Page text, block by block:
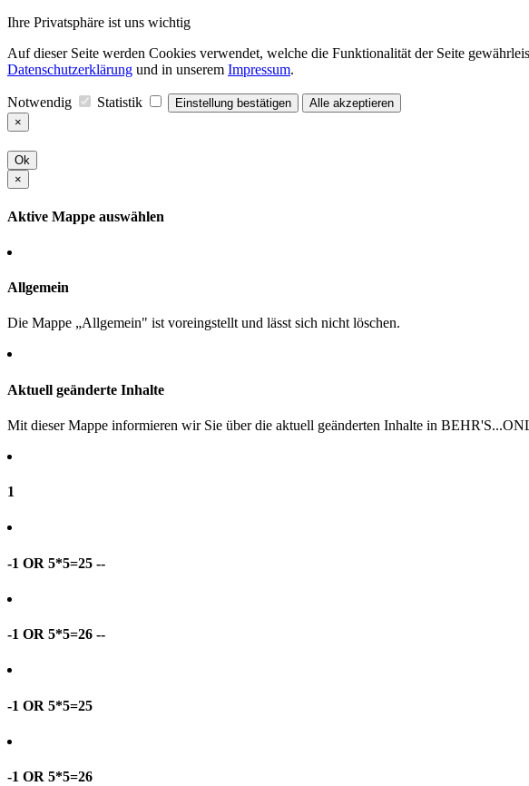
Ihre Privatsphäre ist uns wichtig
Auf dieser Seite werden Cookies verwendet, welche die Funktionalität der Seite
Datenschutzerklärung und in unserem Impressum.
Notwendig Statistik Einstellung bestätigen
Alle akzeptieren
×
Ok
×
Aktive Mappe auswählen
Allgemein
Die Mappe „Allgemein" ist voreingstellt und lässt sich nicht löschen.
Aktuell geänderte Inhalte
Mit dieser Mappe informieren wir Sie über die aktuell geänderten Inhalte in
1
-1 OR 5*5=25 --
-1 OR 5*5=26 --
-1 OR 5*5=25
-1 OR 5*5=26